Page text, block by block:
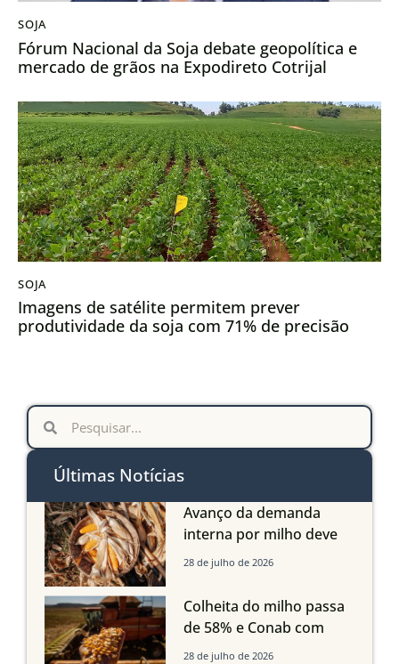
SOJA
Fórum Nacional da Soja debate geopolítica e
mercado de grãos na Expodireto Cotrijal
SOJA
Imagens de satélite permitem prever
produtividade da soja com 71% de precisão
Últimas Notícias
Avanço da demanda
interna por milho deve
compensar aumento da
em Mato Grosso, aponta
Imea
28 de julho de 2026
Colheita do milho passa
de 58% e Conab com
boas produtividades em
28 de julho de 2026